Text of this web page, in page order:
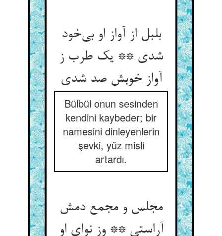
بلبل از آواز او بی‌‌خود
شدی ** یک طرب ز
Bülbül onun sesinden
kendini kaybeder; bir
namesini dinleyenlerin
şevki, yüz misli
artardı.
مجلس و مجمع دمش
آراستی ** وز نوای او